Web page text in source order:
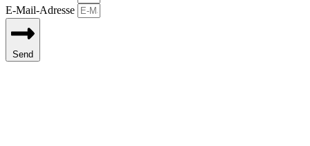
E-Mail-Adresse
Send